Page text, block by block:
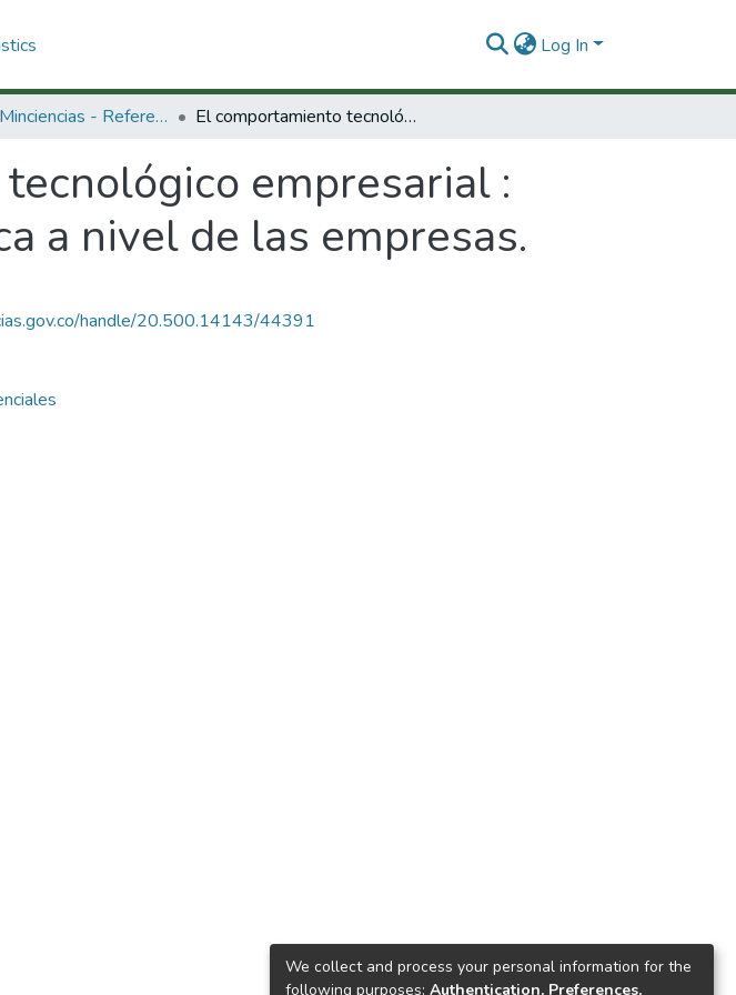
Log In
Libros Minciencias - Referenciales El comportamiento tecnológico empresarial : análisis de la gestión tecnológica a nivel de las empresas.
empresarial :
a nivel de las empresas.
handle/20.500.14143/44391
We collect and process your personal information for the
following purposes: Authentication, Preferences,